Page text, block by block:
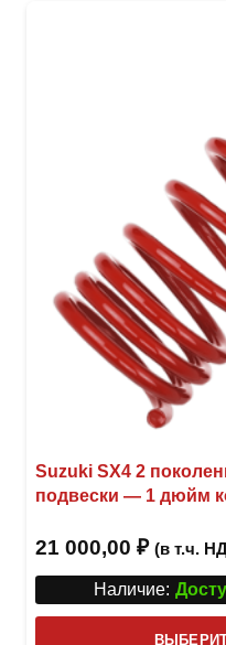
Suzuki SX4 2
подвески — 1 дюйм
21 000,00 ₽ (в т.ч.
Наличие: